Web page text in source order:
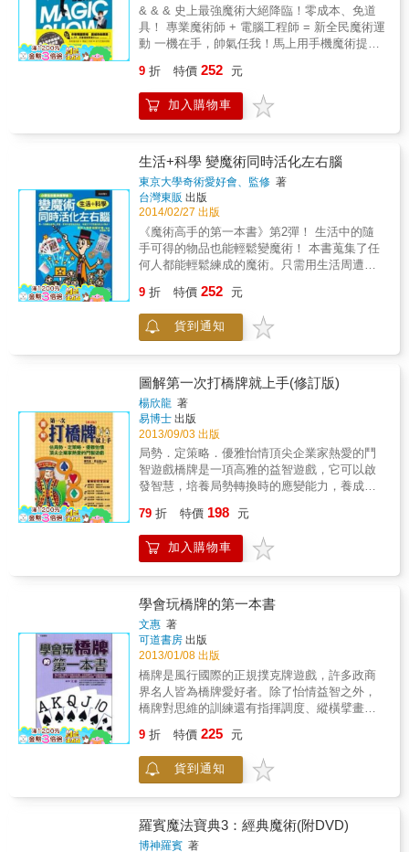
推薦 「大多數魔術師，練習魔術的起點，都是
由撲克牌開始，再慢慢拓展到其他魔術，因為
撲克牌有便宜，便於㩦帶，且效果眾多的好
術師聯盟會長 劉建隆 「撲克牌魔術是可以加
強人際溝通及展現魅力的利器。」──魔法黑傑
克 江聖堯 「撲克魔術容易呈現效果，為大家
帶來驚喜和歡樂！」──魔神喬治 方坤祺 「撲
更多朋友！」──喬克叔叔 范民豐
& & & 史上最強魔術大絕降臨！零成本、免道
具！ 專業魔術師 + 電腦工程師 = 新全民魔術運
動 一機在手，帥氣任我！馬上用手機魔術提升
手機和平板電腦，就能隨時變出35種超強魔
術！ 手機相簿、計算機、免安裝網頁、QR
Code、APP 甚至耳機線都能變身魔術道具！道
個人手一機的時代，你可有想過只要擁有一隻
手機或平板電腦，就能隨時隨地表演科技魔
術？魔術鬼才張正龍和李哲宇，首創多項前所
未見的驚人手機及平板電腦魔術，經過無數次
演出考驗後所得出最佳的演繹方法，絕對實
用、效果驚人！並特別將許多魔術idea製作成
網頁，讓你不用預先下載程式。 簡單好
學、效果極佳且不需要複雜設定，只要你有智
慧型手機或平板電腦，本書的魔術都能立刻上
來場即席的個人魔術秀！ 超簡單科技魔法，讓
你瞬間吸引女孩目光，好感度、魅力值瞬間提
升。 & & &
9 折 特價 252 元
加入購物車
生活+科學 變魔術同時活化左右腦
東京大學奇術愛好會、監修 著
台灣東販 出版
2014/02/27 出版
《魔術高手的第一本書》第2彈！ 生活中的隨
手可得的物品也能輕鬆變魔術！ 本書蒐集了任
何人都能輕鬆練成的魔術。只需用生活周遭隨
連連！吃過晚飯後全家團聚時、或是慶生會等
場合上露一手，讓小朋友們歡樂一下吧！就算
對大人來說不算什麼、看起來非常簡單的手
驚訝中衍生出「這是怎麼回事」的疑問，進而
培養探索精神。這是因為孩子們非常喜歡不可
思議的事物。在層意義上，魔術也是種科學，
現象與探究原因也可說是學問的一種吧！希望
魔術能讓孩子懷抱著興趣去探索、學習、掌
握，然後花費心思創造出新的東西！
9 折 特價 252 元
貨到通知
圖解第一次打橋牌就上手(修訂版)
楊欣龍 著
易博士 出版
2013/09/03 出版
局勢．定策略．優雅怡情頂尖企業家熱愛的鬥
智遊戲橋牌是一項高雅的益智遊戲，它可以啟
發智慧，培養局勢轉換時的應變能力，養成判
腦力運動，你每十分鐘就會看到新局面；五十
二張牌所牽引出的變化，會讓人團結合作，思
考最佳的防守之道。這項優雅的競技，也是世
出招，也拉開了企業的格局。
79 折 特價 198 元
加入購物車
學會玩橋牌的第一本書
文惠 著
可道書房 出版
2013/01/08 出版
橋牌是風行國際的正規撲克牌遊戲，許多政商
界名人皆為橋牌愛好者。除了怡情益智之外，
橋牌對思維的訓練還有指揮調度、縱橫擘畫的
讓欲學習橋牌者在易學易懂的過程中，盡快進
入趣味十足的橋牌遊戲世界。
9 折 特價 225 元
貨到通知
羅賓魔法寶典3：經典魔術(附DVD)
博神羅賓 著